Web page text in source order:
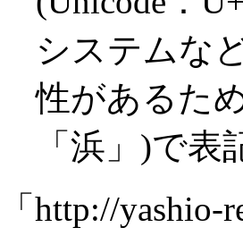
システムな
性があるた
「浜」)で
「 http://yashio-